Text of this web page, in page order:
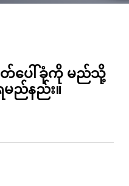
တ်ပေါ်ခုံကို မည်သို့
မည်နည်း။